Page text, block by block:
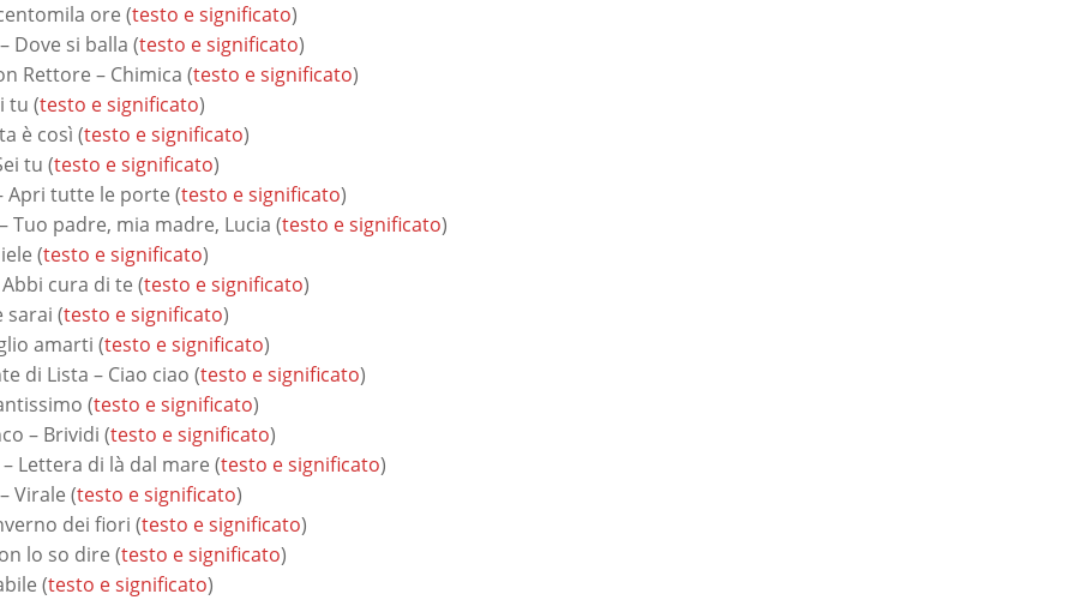
ore (testo e significato)
Dove si balla (testo e significato)
Rettore – Chimica (testo e significato)
tu (testo e significato)
è così (testo e significato)
tu (testo e significato)
Apri tutte le porte (testo e significato)
Tuo padre, mia madre, Lucia (testo e significato)
(testo e significato)
cura di te (testo e significato)
sarai (testo e significato)
amarti (testo e significato)
di Lista – Ciao ciao (testo e significato)
(testo e significato)
– Brividi (testo e significato)
Lettera di là dal mare (testo e significato)
Virale (testo e significato)
dei fiori (testo e significato)
lo so dire (testo e significato)
(testo e significato)